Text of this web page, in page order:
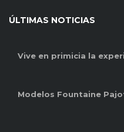
ÚLTIMAS NOTICIAS
Vive en primicia la
Modelos Fountaine